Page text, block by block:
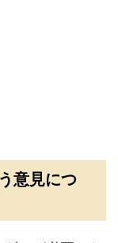
意見につ